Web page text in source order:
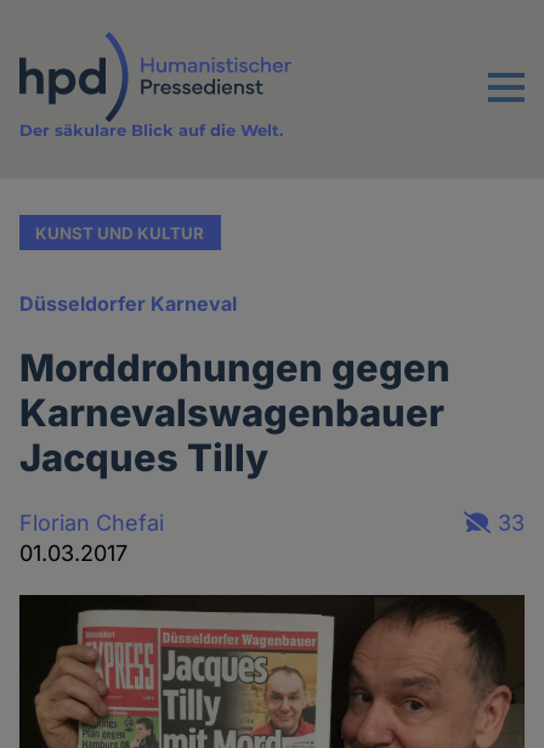
Inhalt
Menu
Der säkulare Blick auf die Welt.
KUNST UND KULTUR
Düsseldorfer Karneval
Morddrohungen gegen
Karnevalswagenbauer
Jacques Tilly
Florian Chefai
01.03.2017
33